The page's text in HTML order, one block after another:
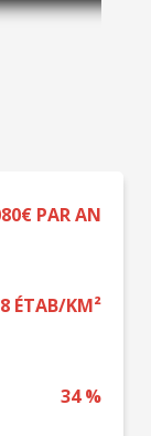
PAR AN
ÉTAB/KM²
34 %